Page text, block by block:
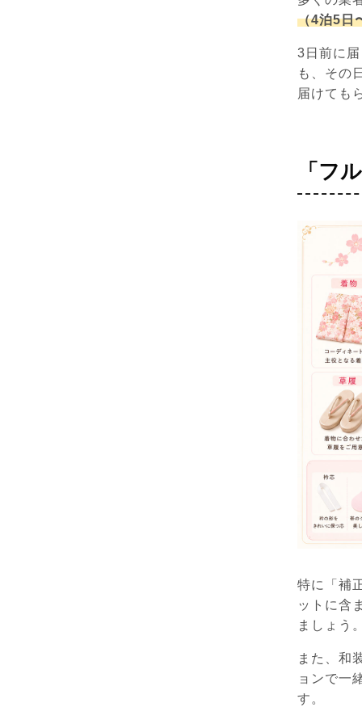
（4泊5日
3日前に
も、その
届けても
「フ
特に「補
ットに含
ましょう
また、和
ョンで一
す。